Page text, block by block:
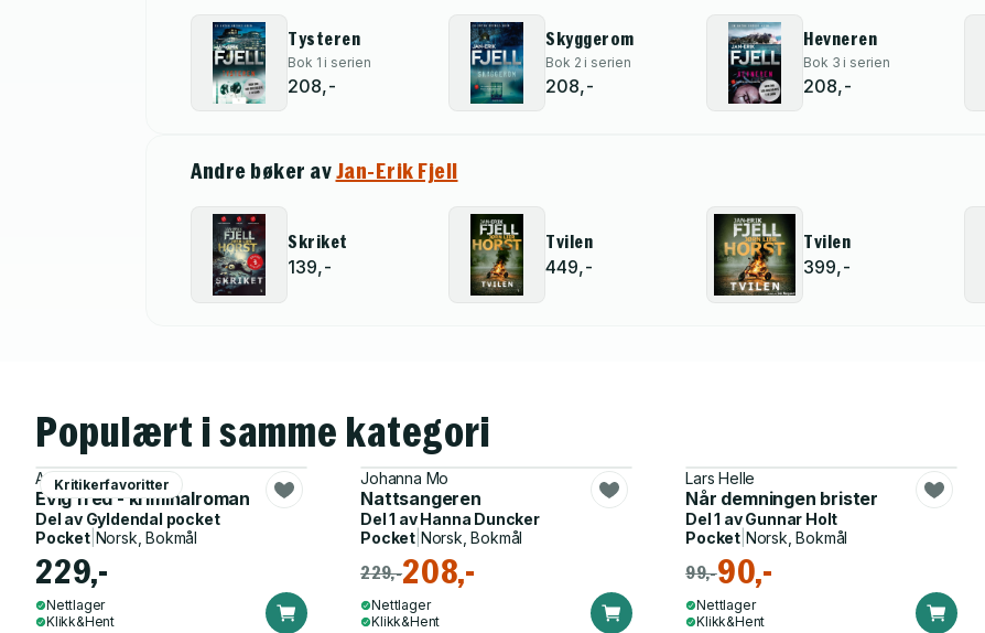
Tysteren
Bok 1 i serien
208,-
Skyggerom
Bok 2 i serien
208,-
Hevneren
Bok 3 i serien
208,-
Andre bøker avJan-Erik Fjell
Skriket
139,-
Tvilen
449,-
Tvilen
399,-
Populært i samme kategori
Kritikerfavoritter
Agnes Lovise Matre
Evig fred - kriminalroman
Del av Gyldendal pocket
Pocket| Norsk, Bokmål
229,-
Nettlager
Klikk&Hent
Johanna Mo
Nattsangeren
Del 1 avHanna Duncker
Pocket| Norsk, Bokmål
229,-208,-
Nettlager
Klikk&Hent
Lars Helle
Når demningen brister
Del 1 avGunnar Holt
Pocket Norsk, Bokmål
99,-90,-
Nettlager
Klikk&Hent